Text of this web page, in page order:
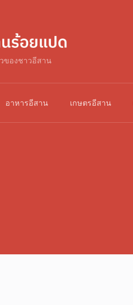
ของชาวอีสาน
อาหารอีสาน เกษตรอีสาน